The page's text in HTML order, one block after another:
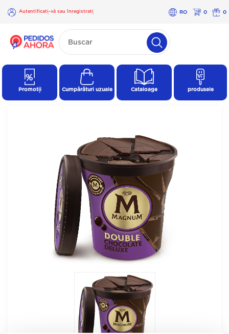
Autentificați-vă sau înregistrați
RO 0 0
×
Autentificați-
înregistrați-
Promoții Cumpărături uzuale Cataloage produsele